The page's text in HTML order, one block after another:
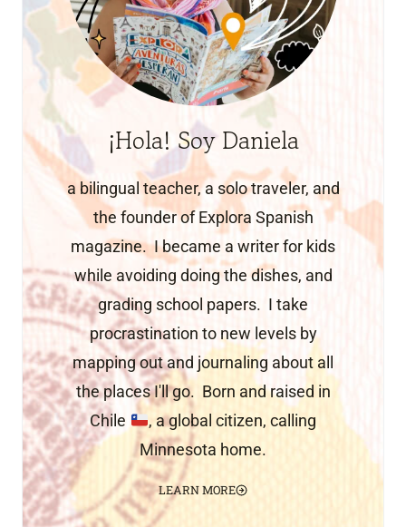
¡Hola! Soy Daniela
a bilingual teacher, a solo traveler, and
the founder of Explora Spanish
magazine. I became a writer for kids
while avoiding doing the dishes, and
grading school papers. I take
procrastination to new levels by
mapping out and journaling about all
the places I'll go. Born and raised in
Chile
, a global citizen, calling
Minnesota home.
LEARN MORE